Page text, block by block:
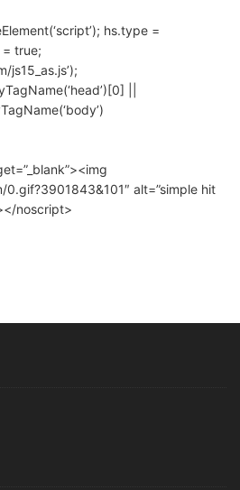
hs.type =
= true;
js15_as.js’);
||
0.gif?3901843&101″ alt=”simple hit
noscript>